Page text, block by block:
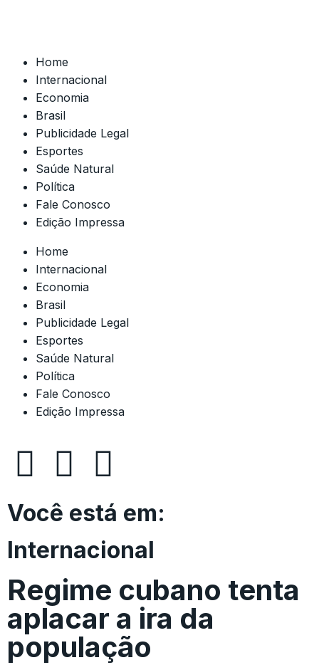
Home
Internacional
Economia
Brasil
Publicidade Legal
Esportes
Saúde Natural
Política
Fale Conosco
Edição Impressa
Home
Internacional
Economia
Brasil
Publicidade Legal
Esportes
Saúde Natural
Política
Fale Conosco
Edição Impressa
Você está em:
Internacional
Regime cubano tenta
aplacar a ira da
população